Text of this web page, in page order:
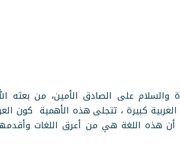
والسلام على الصادق الأمين، من بعثه
كبيرة ، تتجلى هذه الأهمية كون
أن هذه اللغة هي من أعرق اللغات